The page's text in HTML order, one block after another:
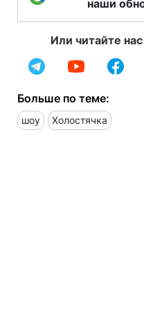
наши
Или читайте
Больше по теме:
шоу Холостячка